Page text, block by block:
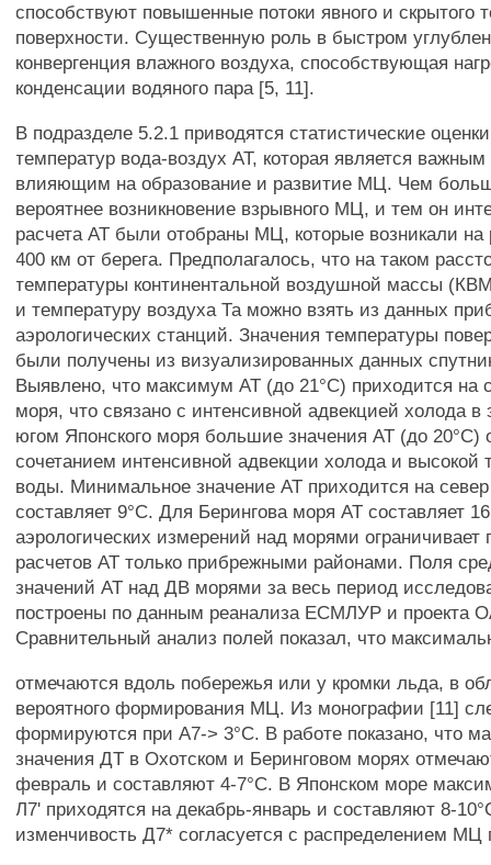
способствуют повышенные потоки явного и скрытого
поверхности. Существенную роль в быстром
конвергенция влажного воздуха, способствующая
конденсации водяного пара [5, 11].
В подразделе 5.2.1 приводятся статистические
температур вода-воздух АТ, которая является
влияющим на образование и развитие МЦ. Чем
вероятнее возникновение взрывного МЦ, и тем он
расчета АТ были отобраны МЦ, которые возникали на
400 км от берега. Предполагалось, что на таком
температуры континентальной воздушной массы
и температуру воздуха Та можно взять из данных
аэрологических станций. Значения температуры
были получены из визуализированных данных
Выявлено, что максимум АТ (до 21°С) приходится на
моря, что связано с интенсивной адвекцией холода
югом Японского моря большие значения АТ (до 20°С)
сочетанием интенсивной адвекции холода и высокой
воды. Минимальное значение АТ приходится на
составляет 9°С. Для Берингова моря АТ составляет
аэрологических измерений над морями ограничивает
расчетов АТ только прибрежными районами. Поля
значений АТ над ДВ морями за весь период
построены по данным реанализа ЕСМЛУР и проекта
Сравнительный анализ полей показал, что
отмечаются вдоль побережья или у кромки льда, в
вероятного формирования МЦ. Из монографии [11]
формируются при А7-> 3°С. В работе показано, что
значения ДТ в Охотском и Беринговом морях
февраль и составляют 4-7°С. В Японском море
Л7' приходятся на декабрь-январь и составляют 8-
изменчивость Д7* согласуется с распределением